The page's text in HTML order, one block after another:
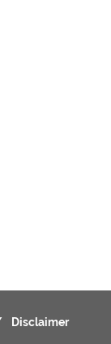
Disclaimer